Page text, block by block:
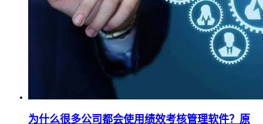
为什么很多公司都会使用绩效考核管理软件？原